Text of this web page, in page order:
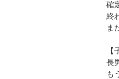
確
終
ま
【
長
も